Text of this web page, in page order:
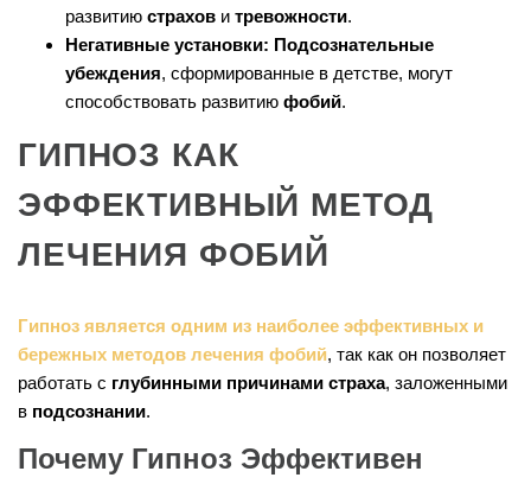
развитию страхов и тревожности.
Негативные установки: Подсознательные
убеждения, сформированные в детстве, могут
способствовать развитию фобий.
ГИПНОЗ КАК
ЭФФЕКТИВНЫЙ МЕТОД
ЛЕЧЕНИЯ ФОБИЙ
Гипноз является одним из наиболее эффективных и
бережных методов лечения фобий, так как он позволяет
работать с глубинными причинами страха, заложенными
в подсознании.
Почему Гипноз Эффективен